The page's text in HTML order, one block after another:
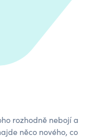
rozhodně nebojí a
něco nového, co